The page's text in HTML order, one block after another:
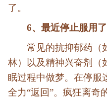
了。
6、最近停止服用
常见的抗抑郁药（
林）以及精神兴奋剂（
眠过程中做梦。在停服
全力“返回”。疯狂离奇